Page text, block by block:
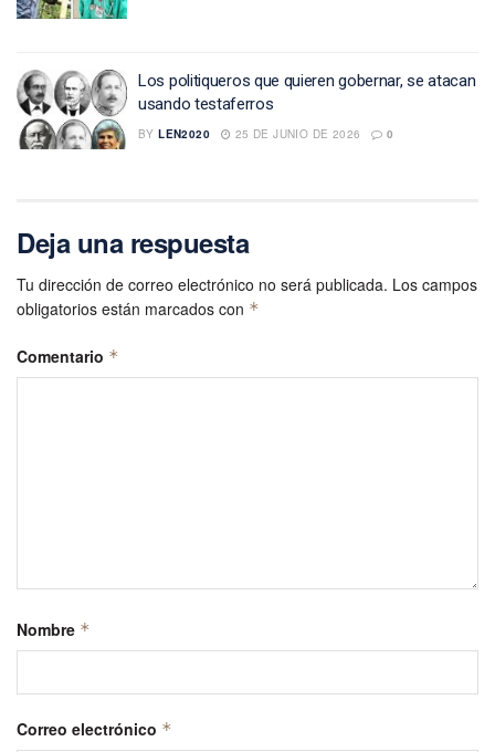
Los politiqueros que quieren gobernar, se atacan
usando testaferros
BY LEN2020 25 DE JUNIO DE 2026 0
Deja una respuesta
Tu dirección de correo electrónico no será publicada. Los campos
obligatorios están marcados con *
Comentario *
Nombre *
Correo electrónico *